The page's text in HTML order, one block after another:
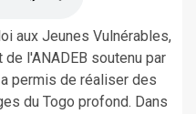
aux Jeunes Vulnérables,
l'ANADEB soutenu par
permis de réaliser des
du Togo profond. Dans